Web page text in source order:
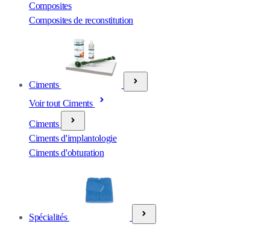
Composites
Composites de reconstitution
Ciments
Voir tout Ciments
Ciments
Ciments d'implantologie
Ciments d'obturation
Spécialités